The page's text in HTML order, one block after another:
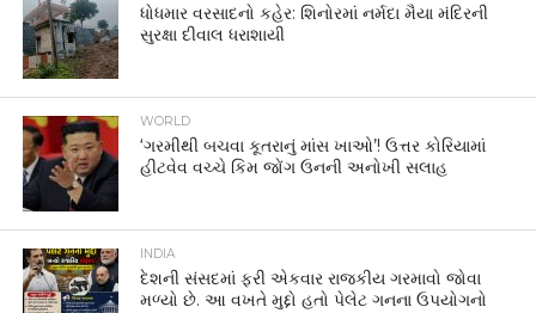
ધોધમાર વરસાદનો કહેર: શિનોરમાં નર્મદા મૈયા મંદિરની
સુરક્ષા દીવાલ ધરાશાયી
WORLD
‘ગરમીથી બચવા કૂતરાનું માંસ ખાઓ’! ઉત્તર કોરિયામાં
હીટવેવ વચ્ચે કિમ જોંગ ઉનની અનોખી સલાહ
INDIA
દેશની સંસદમાં ફરી એકવાર રાજકીય ગરમાવો જોવા
મળ્યો છે. આ વખતે મુદ્દો હતો પેલેટ ગનના ઉપયોગનો